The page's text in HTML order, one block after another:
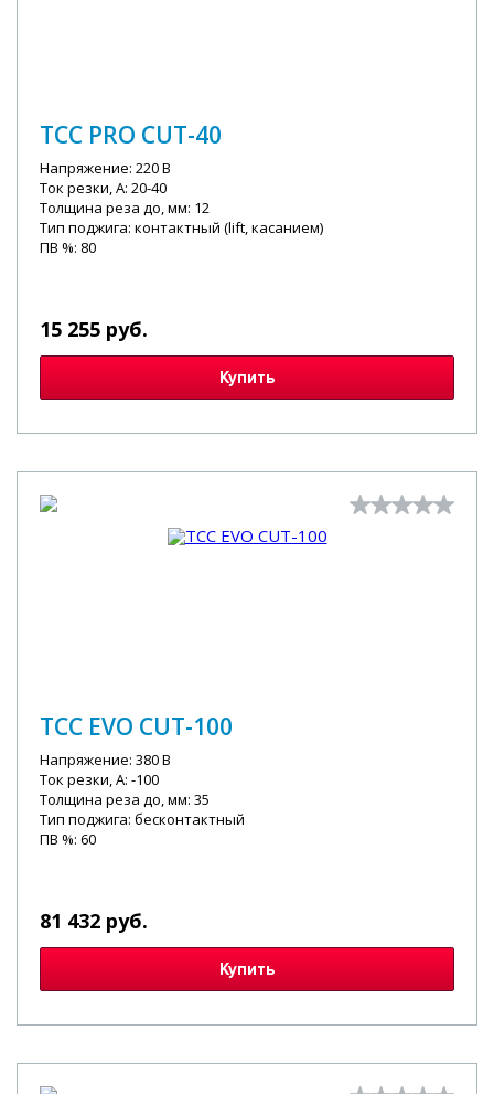
ТСС PRO CUT-40
Напряжение: 220 В
Ток резки, А: 20-40
Толщина реза до, мм: 12
Тип поджига: контактный (lift, касанием)
ПВ %: 80
15 255 руб.
Купить
ТСС EVO CUT-100
Напряжение: 380 В
Ток резки, А: -100
Толщина реза до, мм: 35
Тип поджига: бесконтактный
ПВ %: 60
81 432 руб.
Купить